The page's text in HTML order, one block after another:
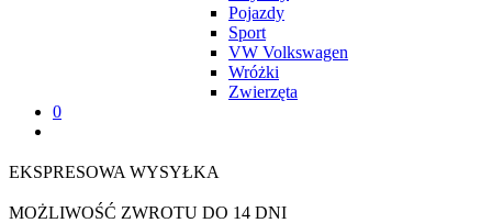
Pojazdy
Sport
VW Volkswagen
Wróżki
Zwierzęta
0
EKSPRESOWA WYSYŁKA
MOŻLIWOŚĆ ZWROTU DO 14 DNI